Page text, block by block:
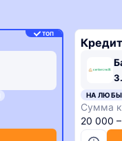
ТОП
НА
Сумма
20 000